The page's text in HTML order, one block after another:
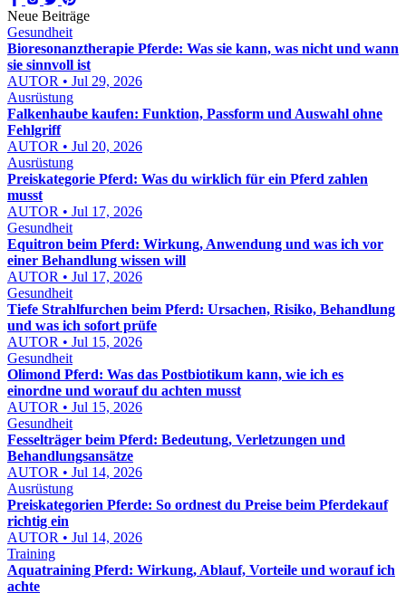
Neue Beiträge
Gesundheit
Bioresonanztherapie Pferde: Was sie kann, was nicht und wann
sie sinnvoll ist
AUTOR • Jul 29, 2026
Ausrüstung
Falkenhaube kaufen: Funktion, Passform und Auswahl ohne
Fehlgriff
AUTOR • Jul 20, 2026
Ausrüstung
Preiskategorie Pferd: Was du wirklich für ein Pferd zahlen
musst
AUTOR • Jul 17, 2026
Gesundheit
Equitron beim Pferd: Wirkung, Anwendung und was ich vor
einer Behandlung wissen will
AUTOR • Jul 17, 2026
Gesundheit
Tiefe Strahlfurchen beim Pferd: Ursachen, Risiko, Behandlung
und was ich sofort prüfe
AUTOR • Jul 15, 2026
Gesundheit
Olimond Pferd: Was das Postbiotikum kann, wie ich es
einordne und worauf du achten musst
AUTOR • Jul 15, 2026
Gesundheit
Fesselträger beim Pferd: Bedeutung, Verletzungen und
Behandlungsansätze
AUTOR • Jul 14, 2026
Ausrüstung
Preiskategorien Pferde: So ordnest du Preise beim Pferdekauf
richtig ein
AUTOR • Jul 14, 2026
Training
Aquatraining Pferd: Wirkung, Ablauf, Vorteile und worauf ich
achte